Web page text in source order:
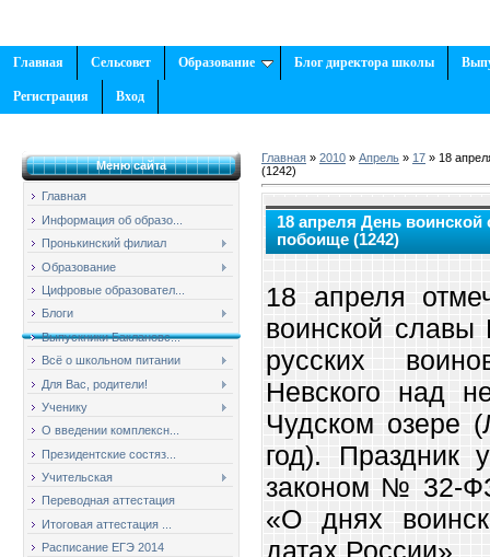
Главная Сельсовет Образование Блог директора школы
Регистрация Вход
Меню сайта
Главная
Информация об образо...
Пронькинский филиал
Образование
Цифровые образовател...
Блоги
Выпускники Баклановс...
Всё о школьном питании
Для Вас, родители!
Ученику
О введении комплексн...
Президентские состяз...
Учительская
Переводная аттестация
Итоговая аттестация ...
Расписание ЕГЭ 2014
Главная » 2010 » Апрель » 17 » 18
(1242)
18 апреля День
побоище (1242)
18 апреля
воинской
русских
Невского над
Чудском озере
год). Праздник
законом № 32-
«О днях
датах России».